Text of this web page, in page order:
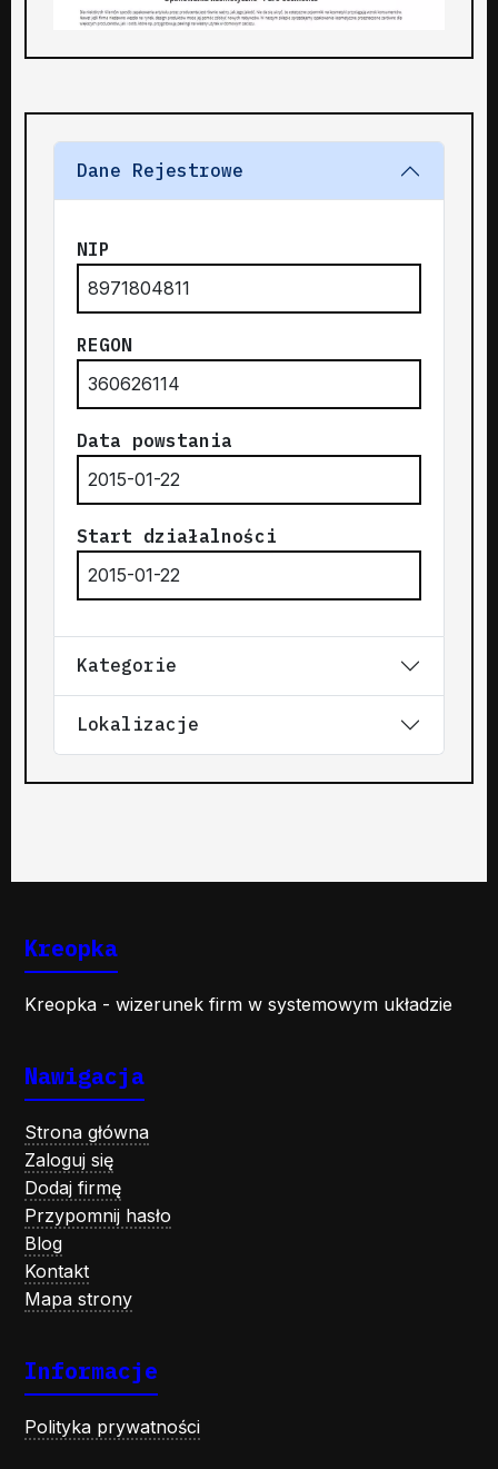
Dane Rejestrowe
NIP
8971804811
REGON
360626114
Data powstania
2015-01-22
Start działalności
2015-01-22
Kategorie
Lokalizacje
Kreopka
Kreopka - wizerunek firm w systemowym układzie
Nawigacja
Strona główna
Zaloguj się
Dodaj firmę
Przypomnij hasło
Blog
Kontakt
Mapa strony
Informacje
Polityka prywatności